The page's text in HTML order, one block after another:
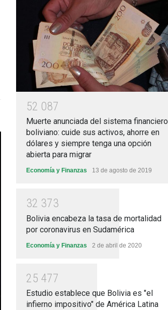
52 087
Muerte anunciada del sistema financiero
boliviano: cuide sus activos, ahorre en
dólares y siempre tenga una opción
abierta para migrar
Economía y Finanzas 13 de agosto de 2019
32 373
Bolivia encabeza la tasa de mortalidad
por coronavirus en Sudamérica
Economía y Finanzas 2 de abril de 2020
25 477
Estudio establece que Bolivia es "el
infierno impositivo" de América Latina